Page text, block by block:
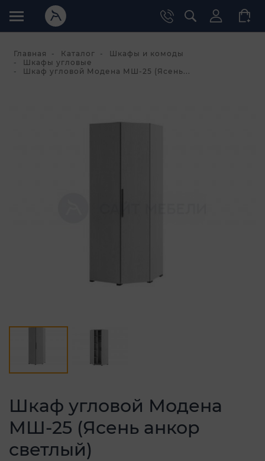
Главная Каталог
Шкафы и комоды
Шкафы угловые
Шкаф угловой Модена МШ-25 (Ясень...
Шкаф угловой Модена
МШ-25 (Ясень анкор
светлый)